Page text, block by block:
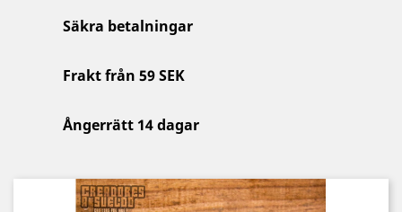
Säkra betalningar
Frakt från 59 SEK
Ångerrätt 14 dagar